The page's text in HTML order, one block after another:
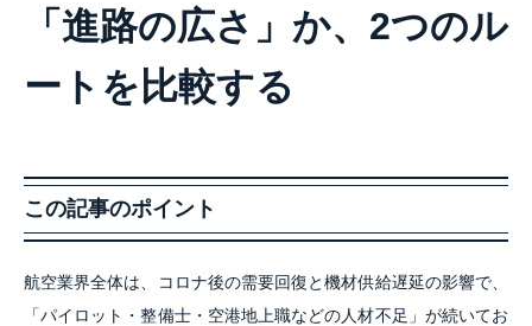
「進路の広さ」か、2つのル
ートを比較する
この記事のポイント
航空業界全体は、コロナ後の需要回復と機材供給遅延の影響で、
「パイロット・整備士・空港地上職などの人材不足」が続いてお